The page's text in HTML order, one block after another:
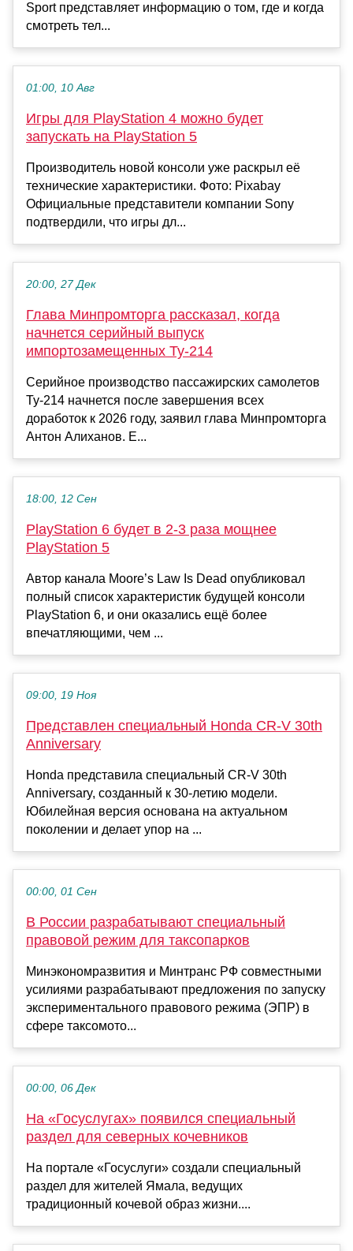
Sport представляет информацию о том, где и когда
смотреть тел...
01:00, 10 Авг
Игры для PlayStation 4 можно будет
запускать на PlayStation 5
Производитель новой консоли уже раскрыл её
технические характеристики. Фото: Pixabay
Официальные представители компании Sony
подтвердили, что игры дл...
20:00, 27 Дек
Глава Минпромторга рассказал, когда
начнется серийный выпуск
импортозамещенных Ту-214
Серийное производство пассажирских самолетов
Ту-214 начнется после завершения всех
доработок к 2026 году, заявил глава Минпромторга
Антон Алиханов. Е...
18:00, 12 Сен
PlayStation 6 будет в 2-3 раза мощнее
PlayStation 5
Автор канала Moore’s Law Is Dead опубликовал
полный список характеристик будущей консоли
PlayStation 6, и они оказались ещё более
впечатляющими, чем ...
09:00, 19 Ноя
Представлен специальный Honda CR-V 30th
Anniversary
Honda представила специальный CR-V 30th
Anniversary, созданный к 30-летию модели.
Юбилейная версия основана на актуальном
поколении и делает упор на ...
00:00, 01 Сен
В России разрабатывают специальный
правовой режим для таксопарков
Минэкономразвития и Минтранс РФ совместными
усилиями разрабатывают предложения по запуску
экспериментального правового режима (ЭПР) в
сфере таксомото...
00:00, 06 Дек
На «Госуслугах» появился специальный
раздел для северных кочевников
На портале «Госуслуги» создали специальный
раздел для жителей Ямала, ведущих
традиционный кочевой образ жизни....